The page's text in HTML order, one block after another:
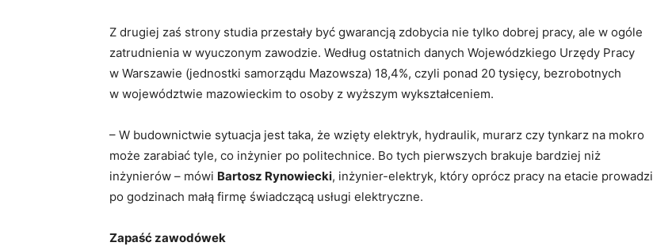
Z drugiej zaś strony studia przestały być gwarancją zdobycia nie tylko dobrej pracy, ale w ogóle
zatrudnienia w wyuczonym zawodzie. Według ostatnich danych Wojewódzkiego Urzędy Pracy
w Warszawie (jednostki samorządu Mazowsza) 18,4%, czyli ponad 20 tysięcy, bezrobotnych
w województwie mazowieckim to osoby z wyższym wykształceniem.
– W budownictwie sytuacja jest taka, że wzięty elektryk, hydraulik, murarz czy tynkarz na mokro
może zarabiać tyle, co inżynier po politechnice. Bo tych pierwszych brakuje bardziej niż
inżynierów – mówi Bartosz Rynowiecki, inżynier-elektryk, który oprócz pracy na etacie prowadzi
po godzinach małą firmę świadczącą usługi elektryczne.
Zapaść zawodówek